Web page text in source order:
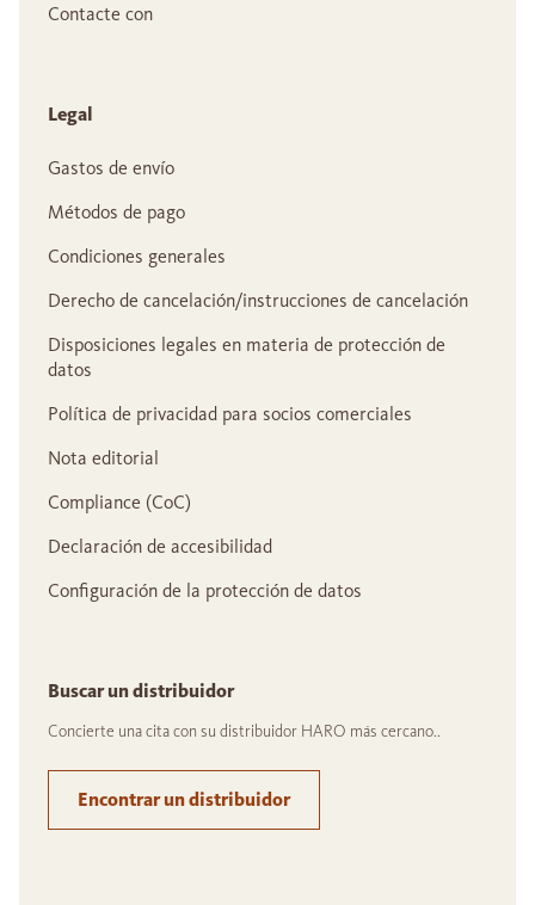
Contacte con
Legal
Gastos de envío
Métodos de pago
Condiciones generales
Derecho de cancelación/instrucciones de cancelación
Disposiciones legales en materia de protección de
datos
Política de privacidad para socios comerciales
Nota editorial
Compliance (CoC)
Declaración de accesibilidad
Configuración de la protección de datos
Buscar un distribuidor
Concierte una cita con su distribuidor HARO más cercano..
Encontrar un distribuidor